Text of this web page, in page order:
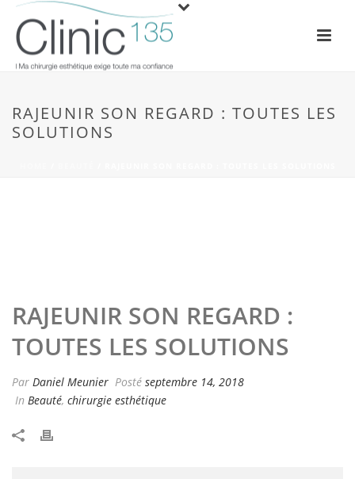
RAJEUNIR SON REGARD : TOUTES LES
SOLUTIONS
RAJEUNIR SON REGARD :
TOUTES LES SOLUTIONS
Par Daniel Meunier Posté septembre 14, 2018
In Beauté, chirurgie esthétique